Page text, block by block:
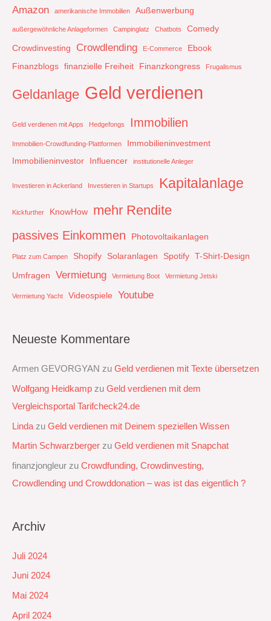
Amazon amerikanische Immobilien Außenwerbung
außergewöhnliche Anlageformen Campinglatz Chatbots
Comedy
Crowdinvesting
Crowdlending E-Commerce
Ebook
Finanzblogs finanzielle Freiheit Finanzkongress Frugalismus
Geldanlage Geld verdienen
Geld verdienen mit Apps Hedgefongs Immobilien
Immobilien-Crowdfunding-Plattformen
Immobilieninvestment
Immobilieninvestor
Influencer institutionelle Anleger
Investieren in Ackerland Investieren in Startups Kapitalanlage
Kickfurther KnowHow mehr Rendite
passives Einkommen Photovoltaikanlagen
Platz zum Campen Shopify Solaranlagen Spotify T-Shirt-Design
Umfragen
Vermietung Vermietung Boot Vermietung Jetski
Vermietung Yacht Videospiele Youtube
Neueste Kommentare
Armen GEVORGYAN zu Geld verdienen mit Texte übersetzen
Wolfgang Heidkamp zu Geld verdienen mit dem
Vergleichsportal Tarifcheck24.de
Linda zu Geld verdienen mit Deinem speziellen Wissen
Martin Schwarzberger zu Geld verdienen mit Snapchat‭
finanzjongleur zu Crowdfunding, Crowdinvesting,
Crowdlending und Crowddonation – was ist das eigentlich ?
Archiv
Juli 2024
Juni 2024
Mai 2024
April 2024